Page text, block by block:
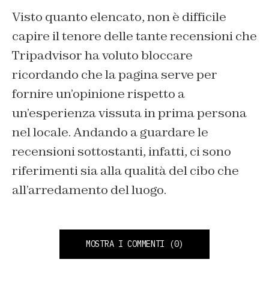
Visto quanto elencato, non è difficile
capire il tenore delle tante recensioni che
Tripadvisor ha voluto bloccare
ricordando che la pagina serve per
fornire un’opinione rispetto a
un’esperienza vissuta in prima persona
nel locale. Andando a guardare le
recensioni sottostanti, infatti, ci sono
riferimenti sia alla qualità del cibo che
all’arredamento del luogo.
MOSTRA I COMMENTI (0)